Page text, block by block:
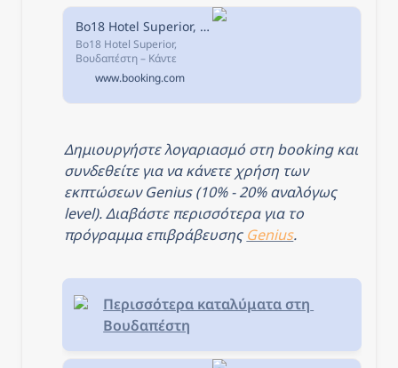
Bo18 Hotel Superior, Βουδαπέστη, Ουγγαρία
Bo18 Hotel Superior,
Βουδαπέστη – Κάντε
κράτηση με Εγγύηση
Καλύτερης Τιμής! 4480
σχόλια και 45
Booking.com.
www.booking.com
Δημιουργήστε λογαριασμό στη booking και
συνδεθείτε για να κάνετε χρήση των
εκπτώσεων Genius (10% - 20% αναλόγως
level). Διαβάστε περισσότερα για το
πρόγραμμα επιβράβευσης Genius.
Περισσότερα καταλύματα στη
Βουδαπέστη